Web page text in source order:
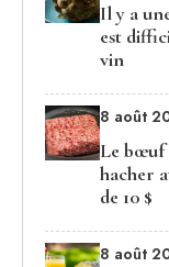
Il y a
est
vin
8 août
Le bœuf
hacher
de 10 $
8 août